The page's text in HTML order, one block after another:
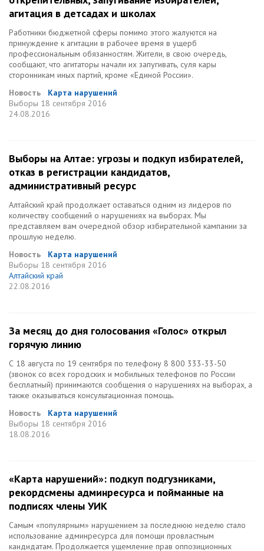
агитация в детсадах и школах
Работники бюджетной сферы помимо этого жалуются на
принуждение к агитации в рабочее время в ущерб
профессиональным обязанностям. Жители, в свою очередь,
сообщают, что агитаторы начали их запугивать, суля кары
сторонникам иных партий, кроме «Единой России».
Новость
Карта нарушений
Выборы 18 сентября 2016
24.08.2016
Выборы на Алтае: угрозы и подкуп избирателей,
отказ в регистрации кандидатов,
административный ресурс
Алтайский край продолжает оставаться одним из лидеров по
количеству сообщений о нарушениях на выборах. Мы
представляем вам очередной обзор избирательной кампании за
прошлую неделю.
Новость
Карта нарушений
Выборы 18 сентября 2016
Алтайский край
22.08.2016
За месяц до дня голосования «Голос» открыл
горячую линию
С 18 августа по 19 сентября по телефону 8 800 333-33-50
(звонок со всех городских и мобильных телефонов по России
бесплатный) принимаются сообщения о нарушениях на выборах, а
также оказываться консультационная помощь.
Новость
Карта нарушений
Выборы 18 сентября 2016
18.08.2016
«Карта нарушений»: подкуп подгузниками,
рекордсмены админресурса и пойманные на
подписях члены УИК
Самым «популярным» нарушением за последнюю неделю стало
использование админресурса для помощи провластным
кандидатам. Продолжается ущемление прав оппозиционных